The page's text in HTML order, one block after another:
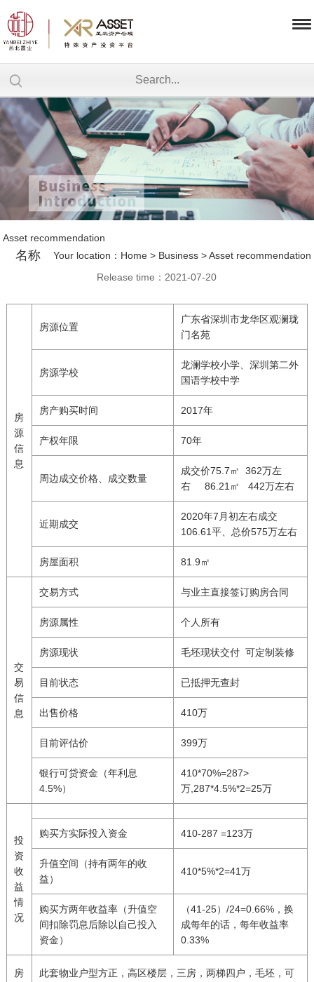
Asset recommendation
Your location： Home> Business>Asset recommendation
名称
Release time：2021-07-20
房
源
信
息
房源位置
广东省深圳市龙华区观澜珑
门名苑
房源学校
龙澜学校小学、深圳第二外
国语学校中学
房产购买时间 2017年
产权年限 70年
周边成交价格、成交数量
成交价75.7㎡ 362万左
右 86.21㎡ 442万左右
近期成交
2020年7月初左右成交
106.61平、总价575万左右
房屋面积 81.9㎡
交
易
信
息
交易方式 与业主直接签订购房合同
房源属性 个人所有
房源现状 毛坯现状交付 可定制装修
目前状态 已抵押无查封
出售价格 410万
目前评估价 399万
银行可贷资金（年利息
4.5%）
410*70%=287>
万,287*4.5%*2=25万
投
资
收
益
情
况
购买方实际投入资金 410-287 =123万
升值空间（持有两年的收
益）
410*5%*2=41万
购买方两年收益率（升值空
间扣除罚息后除以自己投入
资金）
（41-25）/24=0.66%，换
成每年的话，每年收益率
0.33%
房
此套物业户型方正，高区楼层，三房，两梯四户，毛坯，可